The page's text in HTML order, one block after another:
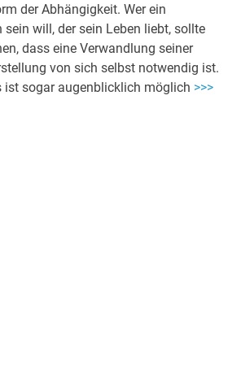
der Abhängigkeit. Wer ein
will, der sein Leben liebt, sollte
dass eine Verwandlung seiner
von sich selbst notwendig ist.
ist sogar augenblicklich möglich >>>